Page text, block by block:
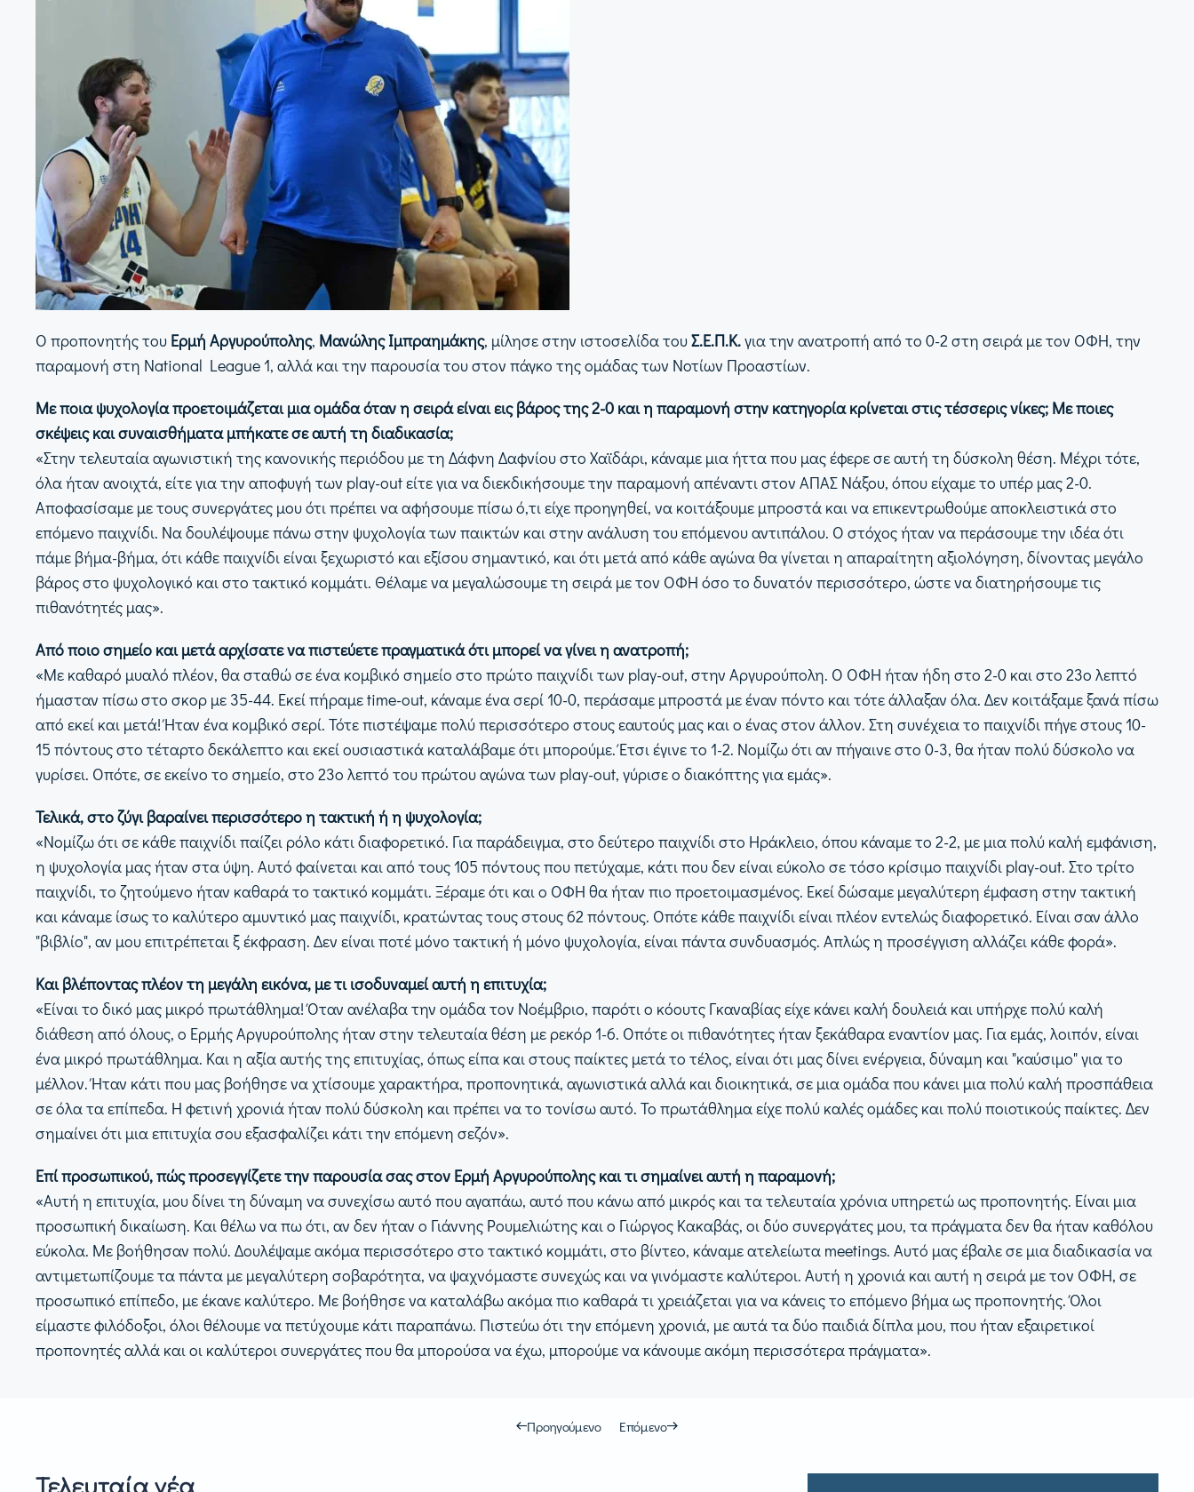
Ο προπονητής του Ερμή Αργυρούπολης, Μανώλης Ιμπραημάκης, μίλησε στην ιστοσελίδα τουΣ.Ε.Π.Κ.για την ανατροπή από το 0-2 στη σειρά με τον ΟΦΗ, την
παραμονή στη National League 1, αλλά και την παρουσία του στον πάγκο της ομάδας των Νοτίων Προαστίων.
Με ποια ψυχολογία προετοιμάζεται μια ομάδα όταν η σειρά είναι εις βάρος της 2-0 και η παραμονή στην κατηγορία κρίνεται στις τέσσερις νίκες; Με ποιες
σκέψεις και συναισθήματα μπήκατε σε αυτή τη διαδικασία;
«Στην τελευταία αγωνιστική της κανονικής περιόδου με τη Δάφνη Δαφνίου στο Χαϊδάρι, κάναμε μια ήττα που μας έφερε σε αυτή τη δύσκολη θέση. Μέχρι τότε,
όλα ήταν ανοιχτά, είτε για την αποφυγή των play-out είτε για να διεκδικήσουμε την παραμονή απέναντι στον ΑΠΑΣ Νάξου, όπου είχαμε το υπέρ μας 2-0.
Αποφασίσαμε με τους συνεργάτες μου ότι πρέπει να αφήσουμε πίσω ό,τι είχε προηγηθεί, να κοιτάξουμε μπροστά και να επικεντρωθούμε αποκλειστικά στο
επόμενο παιχνίδι. Να δουλέψουμε πάνω στην ψυχολογία των παικτών και στην ανάλυση του επόμενου αντιπάλου. Ο στόχος ήταν να περάσουμε την ιδέα ότι
πάμε βήμα-βήμα, ότι κάθε παιχνίδι είναι ξεχωριστό και εξίσου σημαντικό, και ότι μετά από κάθε αγώνα θα γίνεται η απαραίτητη αξιολόγηση, δίνοντας μεγάλο
βάρος στο ψυχολογικό και στο τακτικό κομμάτι. Θέλαμε να μεγαλώσουμε τη σειρά με τον ΟΦΗ όσο το δυνατόν περισσότερο, ώστε να διατηρήσουμε τις
πιθανότητές μας».
Από ποιο σημείο και μετά αρχίσατε να πιστεύετε πραγματικά ότι μπορεί να γίνει η ανατροπή;
«Με καθαρό μυαλό πλέον, θα σταθώ σε ένα κομβικό σημείο στο πρώτο παιχνίδι των play-out, στην Αργυρούπολη. Ο ΟΦΗ ήταν ήδη στο 2-0 και στο 23ο λεπτό
ήμασταν πίσω στο σκορ με 35-44. Εκεί πήραμε time-out, κάναμε ένα σερί 10-0, περάσαμε μπροστά με έναν πόντο και τότε άλλαξαν όλα. Δεν κοιτάξαμε ξανά πίσω
από εκεί και μετά! Ήταν ένα κομβικό σερί. Τότε πιστέψαμε πολύ περισσότερο στους εαυτούς μας και ο ένας στον άλλον. Στη συνέχεια το παιχνίδι πήγε στους 10-
15 πόντους στο τέταρτο δεκάλεπτο και εκεί ουσιαστικά καταλάβαμε ότι μπορούμε. Έτσι έγινε το 1-2. Νομίζω ότι αν πήγαινε στο 0-3, θα ήταν πολύ δύσκολο να
γυρίσει. Οπότε, σε εκείνο το σημείο, στο 23ο λεπτό του πρώτου αγώνα των play-out, γύρισε ο διακόπτης για εμάς».
Τελικά, στο ζύγι βαραίνει περισσότερο η τακτική ή η ψυχολογία;
«Νομίζω ότι σε κάθε παιχνίδι παίζει ρόλο κάτι διαφορετικό. Για παράδειγμα, στο δεύτερο παιχνίδι στο Ηράκλειο, όπου κάναμε το 2-2, με μια πολύ καλή εμφάνιση,
η ψυχολογία μας ήταν στα ύψη. Αυτό φαίνεται και από τους 105 πόντους που πετύχαμε, κάτι που δεν είναι εύκολο σε τόσο κρίσιμο παιχνίδι play-out. Στο τρίτο
παιχνίδι, το ζητούμενο ήταν καθαρά το τακτικό κομμάτι. Ξέραμε ότι και ο ΟΦΗ θα ήταν πιο προετοιμασμένος. Εκεί δώσαμε μεγαλύτερη έμφαση στην τακτική
και κάναμε ίσως το καλύτερο αμυντικό μας παιχνίδι, κρατώντας τους στους 62 πόντους. Οπότε κάθε παιχνίδι είναι πλέον εντελώς διαφορετικό. Είναι σαν άλλο
"βιβλίο", αν μου επιτρέπεται ξ έκφραση. Δεν είναι ποτέ μόνο τακτική ή μόνο ψυχολογία, είναι πάντα συνδυασμός. Απλώς η προσέγγιση αλλάζει κάθε φορά».
Και βλέποντας πλέον τη μεγάλη εικόνα, με τι ισοδυναμεί αυτή η επιτυχία;
«Είναι το δικό μας μικρό πρωτάθλημα! Όταν ανέλαβα την ομάδα τον Νοέμβριο, παρότι ο κόουτς Γκαναβίας είχε κάνει καλή δουλειά και υπήρχε πολύ καλή
διάθεση από όλους, ο Ερμής Αργυρούπολης ήταν στην τελευταία θέση με ρεκόρ 1-6. Οπότε οι πιθανότητες ήταν ξεκάθαρα εναντίον μας. Για εμάς, λοιπόν, είναι
ένα μικρό πρωτάθλημα. Και η αξία αυτής της επιτυχίας, όπως είπα και στους παίκτες μετά το τέλος, είναι ότι μας δίνει ενέργεια, δύναμη και "καύσιμο" για το
μέλλον. Ήταν κάτι που μας βοήθησε να χτίσουμε χαρακτήρα, προπονητικά, αγωνιστικά αλλά και διοικητικά, σε μια ομάδα που κάνει μια πολύ καλή προσπάθεια
σε όλα τα επίπεδα. Η φετινή χρονιά ήταν πολύ δύσκολη και πρέπει να το τονίσω αυτό. Το πρωτάθλημα είχε πολύ καλές ομάδες και πολύ ποιοτικούς παίκτες. Δεν
σημαίνει ότι μια επιτυχία σου εξασφαλίζει κάτι την επόμενη σεζόν».
Επί προσωπικού, πώς προσεγγίζετε την παρουσία σας στον Ερμή Αργυρούπολης και τι σημαίνει αυτή η παραμονή;
«Αυτή η επιτυχία, μου δίνει τη δύναμη να συνεχίσω αυτό που αγαπάω, αυτό που κάνω από μικρός και τα τελευταία χρόνια υπηρετώ ως προπονητής. Είναι μια
προσωπική δικαίωση. Και θέλω να πω ότι, αν δεν ήταν ο Γιάννης Ρουμελιώτης και ο Γιώργος Κακαβάς, οι δύο συνεργάτες μου, τα πράγματα δεν θα ήταν καθόλου
εύκολα. Με βοήθησαν πολύ. Δουλέψαμε ακόμα περισσότερο στο τακτικό κομμάτι, στο βίντεο, κάναμε ατελείωτα meetings. Αυτό μας έβαλε σε μια διαδικασία να
αντιμετωπίζουμε τα πάντα με μεγαλύτερη σοβαρότητα, να ψαχνόμαστε συνεχώς και να γινόμαστε καλύτεροι. Αυτή η χρονιά και αυτή η σειρά με τον ΟΦΗ, σε
προσωπικό επίπεδο, με έκανε καλύτερο. Με βοήθησε να καταλάβω ακόμα πιο καθαρά τι χρειάζεται για να κάνεις το επόμενο βήμα ως προπονητής. Όλοι
είμαστε φιλόδοξοι, όλοι θέλουμε να πετύχουμε κάτι παραπάνω. Πιστεύω ότι την επόμενη χρονιά, με αυτά τα δύο παιδιά δίπλα μου, που ήταν εξαιρετικοί
προπονητές αλλά και οι καλύτεροι συνεργάτες που θα μπορούσα να έχω, μπορούμε να κάνουμε ακόμη περισσότερα πράγματα».
Προηγούμενο Επόμενο